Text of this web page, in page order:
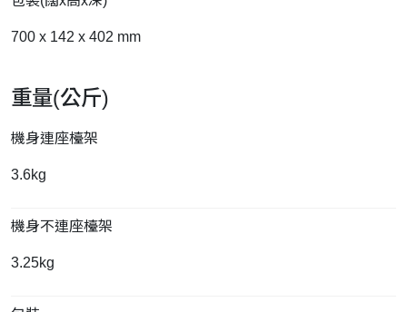
700 x 142 x 402 mm
重量(公斤)
機身連座檯架
3.6kg
機身不連座檯架
3.25kg